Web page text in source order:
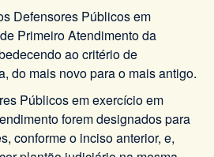
Defensores Públicos em
Primeiro Atendimento da
ao critério de
do mais novo para o mais antigo.
Públicos em exercício em
forem designados para
conforme o inciso anterior, e,